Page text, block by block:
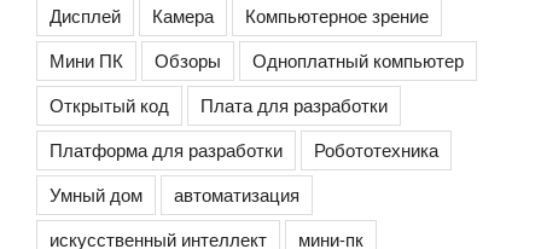
Дисплей
Камера
Компьютерное зрение
Мини ПК
Обзоры
Одноплатный компьютер
Открытый код
Плата для разработки
Платформа для разработки
Робототехника
Умный дом
автоматизация
искусственный интеллект
мини-пк